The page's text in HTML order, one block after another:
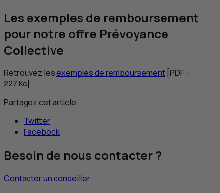
Les exemples de remboursement
pour notre offre Prévoyance
Collective
Retrouvez lesexemples de remboursement PDF-
227Ko]
Partagez cet article
Twitter
Facebook
Besoin de nous contacter ?
Contacter un conseiller